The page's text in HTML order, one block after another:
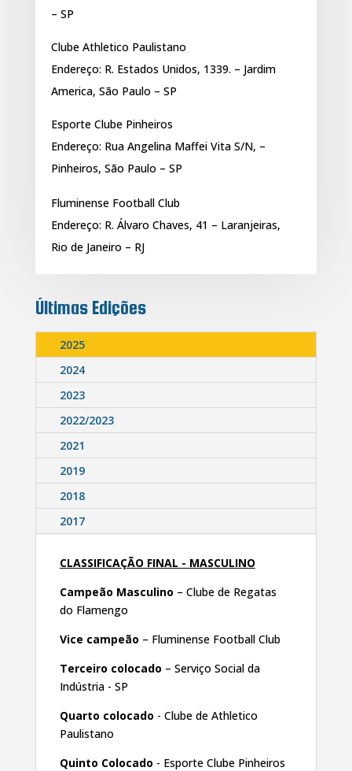
– SP
Clube Athletico Paulistano
Endereço: R. Estados Unidos, 1339. – Jardim
America, São Paulo – SP
Esporte Clube Pinheiros
Endereço: Rua Angelina Maffei Vita S/N, –
Pinheiros, São Paulo – SP
Fluminense Football Club
Endereço: R. Álvaro Chaves, 41 – Laranjeiras,
Rio de Janeiro – RJ
Últimas Edições
2025
2024
2023
2022/2023
2021
2019
2018
2017
CLASSIFICAÇÃO FINAL - MASCULINO
Campeão Masculino – Clube de Regatas
do Flamengo
Vice campeão – Fluminense Football Club
Terceiro colocado – Serviço Social da
Indústria - SP
Quarto colocado - Clube de Athletico
Paulistano
Quinto Colocado - Esporte Clube Pinheiros